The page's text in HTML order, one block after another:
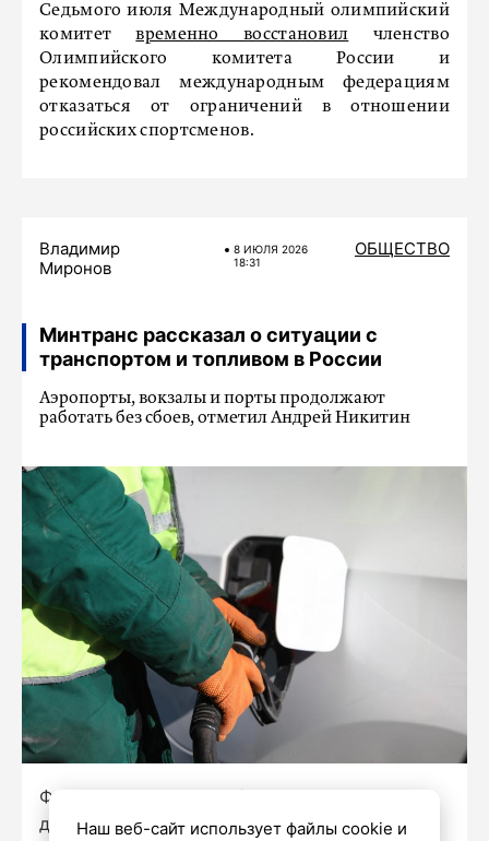
Седьмого июля Международный олимпийский
комитетвременно восстановил членство
Олимпийского комитета России и
рекомендовал международным федерациям
отказаться от ограничений в отношении
российских спортсменов.
Владимир
Миронов
8 ИЮЛЯ 2026
18:31
ОБЩЕСТВО
Минтранс рассказал о ситуации с
транспортом и топливом в России
Аэропорты, вокзалы и порты продолжают
работать без сбоев, отметил Андрей Никитин
Фото: Роман Пименов / «Петербургский
дневник»Наш веб-сайт использует файлы cookie и